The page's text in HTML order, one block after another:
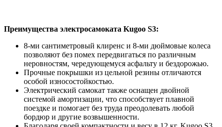
Преимущества электросамоката Kugoo S3:
8-ми сантиметровый клиренс и 8-ми дюймовые колеса
позволяют без помех передвигаться по различным
неровностям, чередующемуся асфальту и бездорожью.
Прочные покрышки из цельной резины отличаются
особой износостойкостью.
Электрический самокат также оснащен двойной
системой амортизации, что способствует плавной
поездке и помогает без труда преодолевать любой
бордюр и другие возвышенности.